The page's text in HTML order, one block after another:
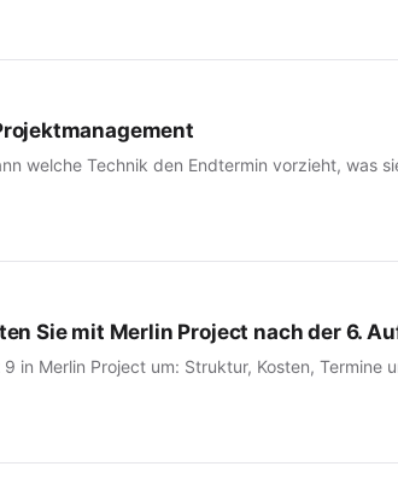
welche Technik den Endtermin vorzieht, was
Sie mit Merlin Project nach der 6.
in Merlin Project um: Struktur, Kosten, Termine